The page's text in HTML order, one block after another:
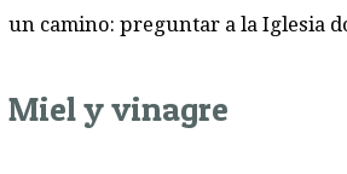
un camino: preguntar a la Iglesia
Miel y vinagre